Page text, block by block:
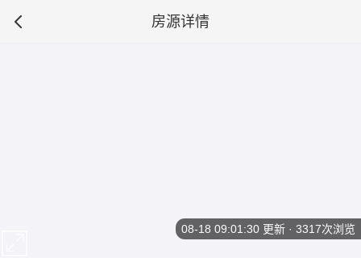
房源详情
08-18 09:01:30 更新 · 3317次浏览